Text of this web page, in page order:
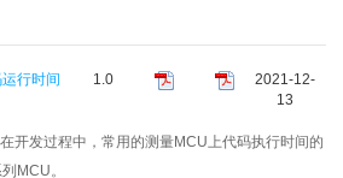
行时间
1.0
2021-12-
13
开发过程中，常用的测量MCU上代码执行时间的
MCU。